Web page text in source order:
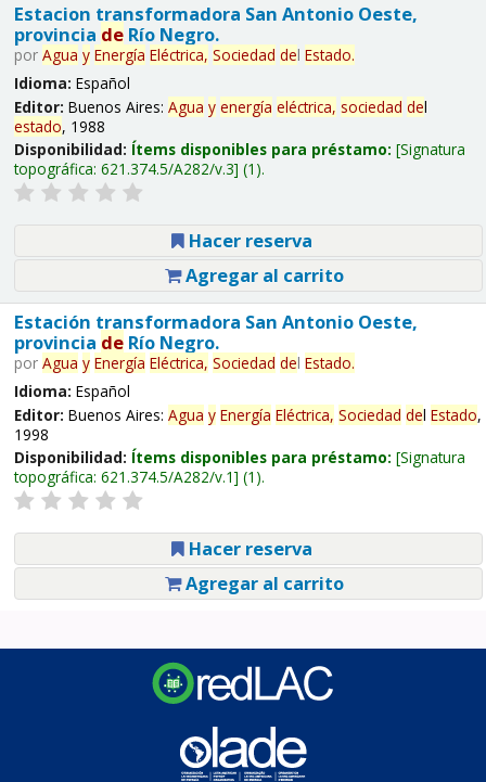
Estacion transformadora San Antonio Oeste,
provincia deRío Negro.
por Agua y Energía Eléctrica, Sociedad del Estado.
Idioma: Español
Editor: Buenos Aires: Agua y energía eléctrica, sociedad del
estado, 1988
Disponibilidad: Ítems disponibles para préstamo: Signatura
topográfica: 621.374.5/A282/v.3 (1).
Hacer reserva
Agregar al carrito
Estación transformadora San Antonio Oeste,
provincia deRío Negro.
por Agua y Energía Eléctrica, Sociedad del Estado.
Idioma: Español
Editor: Buenos Aires: Agua y Energía Eléctrica, Sociedad del Estado,
1998
Disponibilidad: Ítems disponibles para préstamo: Signatura
topográfica: 621.374.5/A282/v.1 (1).
Hacer reserva
Agregar al carrito